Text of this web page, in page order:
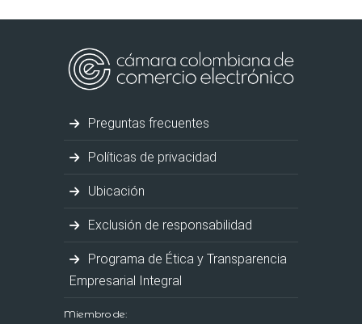
Preguntas frecuentes
Políticas de privacidad
Ubicación
Exclusión de responsabilidad
Programa de Ética y Transparencia
Empresarial Integral
Miembro de: